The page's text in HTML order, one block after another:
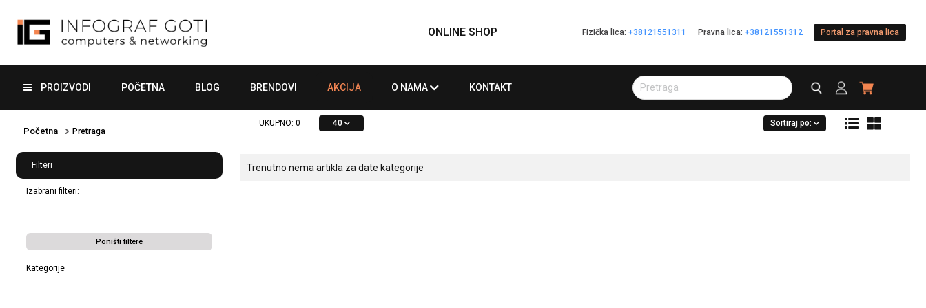
ONLINE SHOP Fizička lica: +38121551311 Pravna lica: +38121551312 Portal za pravna lica
PROIZVODI POČETNA BLOG BRENDOVI AKCIJA O NAMA KONTAKT
Početna Pretraga
Filteri
Izabrani filteri:
Poništi filtere
Kategorije
UKUPNO: 0 40 Sortiraj po:
Trenutno nema artikla za date kategorije